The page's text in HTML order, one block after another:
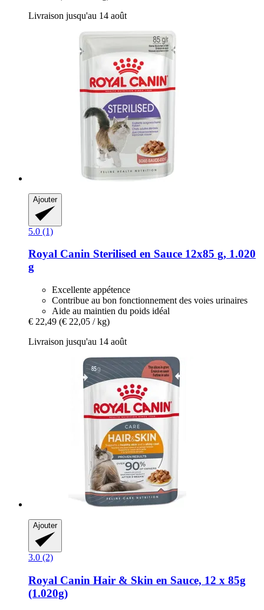
Livraison jusqu'au 14 août
Ajouter
5.0 (1)
Royal Canin Sterilised en Sauce 12x85 g, 1.020
g
Excellente appétence
Contribue au bon fonctionnement des voies urinaires
Aide au maintien du poids idéal
€ 22,49 (€ 22,05 / kg)
Livraison jusqu'au 14 août
Ajouter
3.0 (2)
Royal Canin Hair & Skin en Sauce, 12 x 85g
(1.020g)